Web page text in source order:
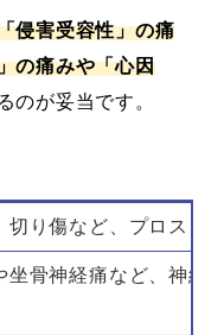
侵害受容性」の痛
の痛みや「心因
のが妥当です。
切り傷など、プロス
坐骨神経痛など、神